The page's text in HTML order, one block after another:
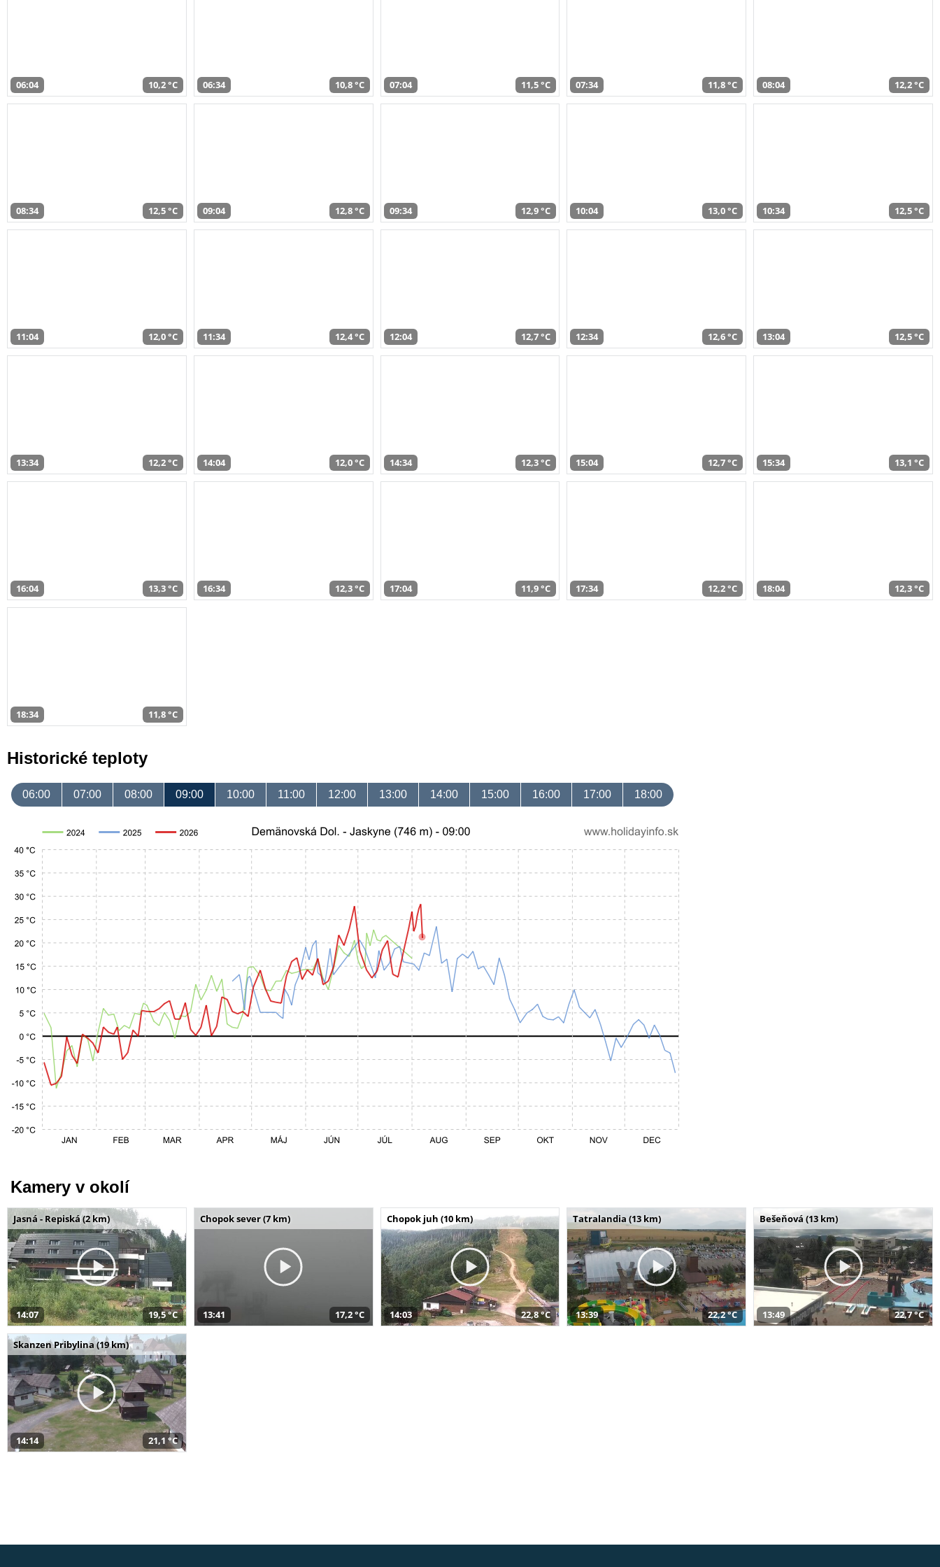
06:04 10,2 °C 06:34 10,8 °C 07:04 11,5 °C 07:34 11,8 °C 08:04 12,2 °C
08:34 12,5 °C 09:04 12,8 °C 09:34 12,9 °C 10:04 13,0 °C 10:34 12,5 °C
11:04 12,0 °C 11:34 12,4 °C 12:04 12,7 °C 12:34 12,6 °C 13:04 12,5 °C
13:34 12,2 °C 14:04 12,0 °C 14:34 12,3 °C 15:04 12,7 °C 15:34 13,1 °C
16:04 13,3 °C 16:34 12,3 °C 17:04 11,9 °C 17:34 12,2 °C 18:04 12,3 °C
18:34 11,8 °C
Historické teploty
06:00 07:00 08:00 09:00 10:00 11:00 12:00 13:00 14:00 15:00 16:00 17:00 18:00
Kamery v okolí
Jasná - Repiská (2 km)
14:07 19,5 °C
Chopok sever (7 km)
13:41 17,2 °C
Chopok juh (10 km)
14:03 22,8 °C
Tatralandia (13 km)
13:39 22,2 °C
Bešeňová (13 km)
13:49 22,7 °C
Skanzen Pribylina (19 km)
14:14 21,1 °C